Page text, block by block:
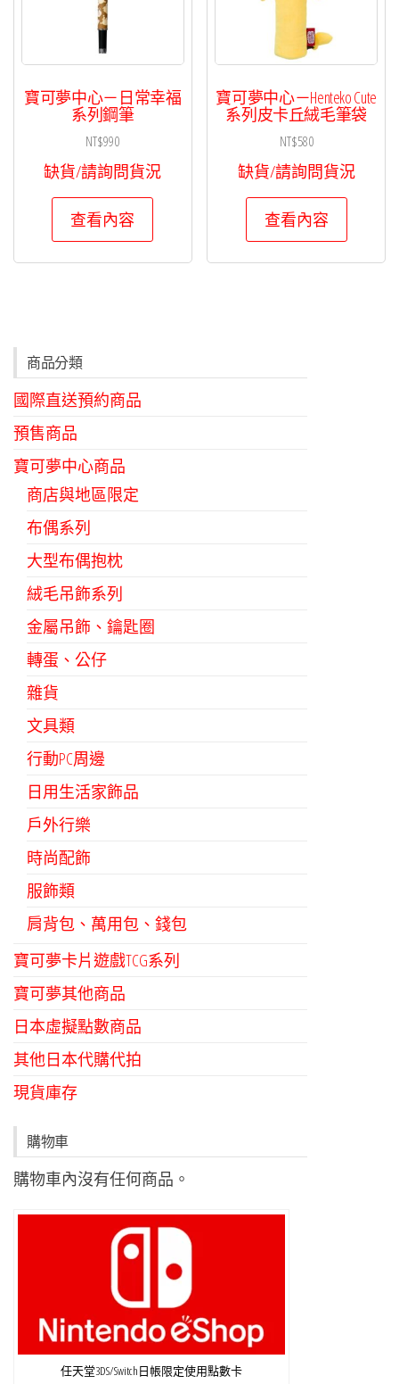
寶可夢中心－日常幸福
系列鋼筆
NT$990
缺貨/請詢問貨況
查看內容
寶可夢中心－Henteko Cute
系列皮卡丘絨毛筆袋
NT$580
缺貨/請詢問貨況
查看內容
商品分類
國際直送預約商品
預售商品
寶可夢中心商品
商店與地區限定
布偶系列
大型布偶抱枕
絨毛吊飾系列
金屬吊飾、鑰匙圈
轉蛋、公仔
雜貨
文具類
行動PC周邊
日用生活家飾品
戶外行樂
時尚配飾
服飾類
肩背包、萬用包、錢包
寶可夢卡片遊戲TCG系列
寶可夢其他商品
日本虛擬點數商品
其他日本代購代拍
現貨庫存
購物車
購物車內沒有任何商品。
任天堂3DS/Switch日帳限定使用點數卡